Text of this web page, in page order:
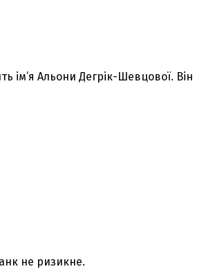
ім’я Альони Дегрік-Шевцової. Він
не ризикне.